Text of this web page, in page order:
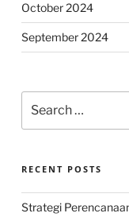
October 2024
September 2024
for:
RECENT POSTS
Strategi